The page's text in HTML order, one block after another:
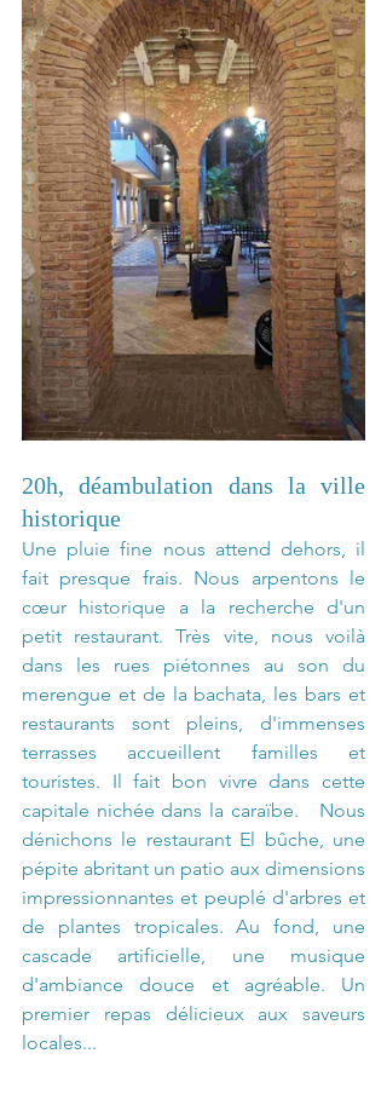
20h, déambulation dans la ville
historique
Une pluie fine nous attend dehors, il
fait presque frais. Nous arpentons le
cœur historique a la recherche d'un
petit restaurant. Très vite, nous voilà
dans les rues piétonnes au son du
merengue et de la bachata, les bars et
restaurants sont pleins, d'immenses
terrasses accueillent familles et
touristes. Il fait bon vivre dans cette
capitale nichée dans la caraïbe.   Nous
dénichons le restaurant El bûche, une
pépite abritant un patio aux dimensions
impressionnantes et peuplé d'arbres et
de plantes tropicales. Au fond, une
cascade artificielle, une musique
d'ambiance douce et agréable. Un
premier repas délicieux aux saveurs
locales...